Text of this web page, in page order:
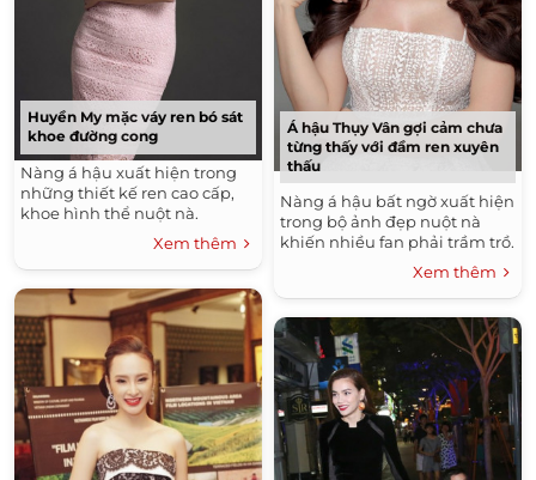
Huyền My mặc váy ren bó sát
khoe đường cong
Nàng á hậu xuất hiện trong
những thiết kế ren cao cấp,
khoe hình thể nuột nà.
Xem thêm
Á hậu Thụy Vân gợi cảm chưa
từng thấy với đầm ren xuyên
thấu
Nàng á hậu bất ngờ xuất hiện
trong bộ ảnh đẹp nuột nà
khiến nhiều fan phải trầm trồ.
Xem thêm